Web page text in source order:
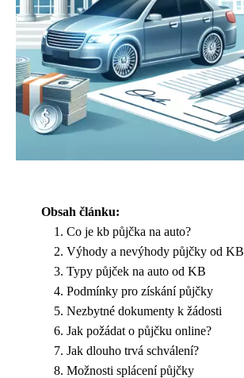
Obsah článku:
Co je kb půjčka na auto?
Výhody a nevýhody půjčky od KB
Typy půjček na auto od KB
Podmínky pro získání půjčky
Nezbytné dokumenty k žádosti
Jak požádat o půjčku online?
Jak dlouho trvá schválení?
Možnosti splácení půjčky